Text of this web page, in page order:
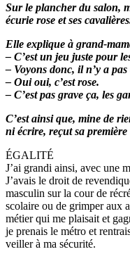
Sur le plancher du salon,
écurie rose et ses
Elle explique à grand-
– C’est un jeu juste pour
– Voyons donc, il n’y a
– Oui oui, c’est rose.
– C’est pas grave ça, les
C’est ainsi que, mine de
ni écrire, reçut sa première
ÉGALITÉ
J’ai grandi ainsi, avec une
J’avais le droit de
masculin sur la cour de
scolaire ou de grimper aux
métier qui me plaisait et
je prenais le métro et
veiller à ma sécurité.